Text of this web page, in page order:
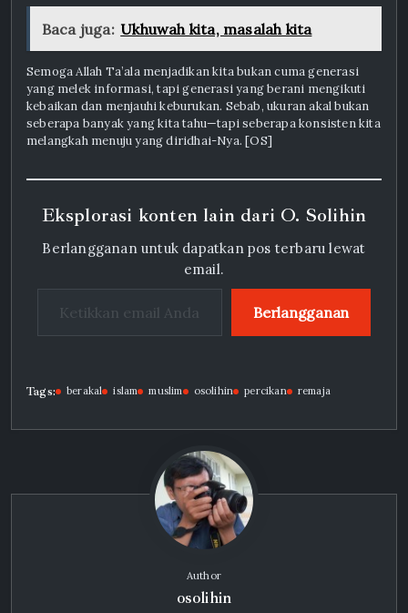
Baca juga: Ukhuwah kita, masalah kita
Semoga Allah Ta’ala menjadikan kita bukan cuma generasi
yang melek informasi, tapi generasi yang berani mengikuti
kebaikan dan menjauhi keburukan. Sebab, ukuran akal bukan
seberapa banyak yang kita tahu—tapi seberapa konsisten kita
melangkah menuju yang diridhai-Nya. [OS]
Eksplorasi konten lain dari O. Solihin
Berlangganan untuk dapatkan pos terbaru lewat
email.
Ketikkan email Anda...
Berlangganan
Tags: berakal islam muslim osolihin percikan remaja
Author
osolihin